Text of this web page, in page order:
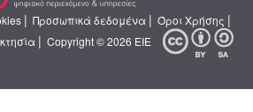
| Προσωπικά δεδομένα | Όροι Χρήσης |
| Copyright © 2026 ΕΙΕ